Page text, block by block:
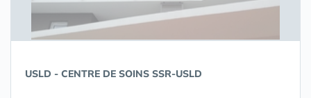
USLD - CENTRE DE SOINS SSR-USLD